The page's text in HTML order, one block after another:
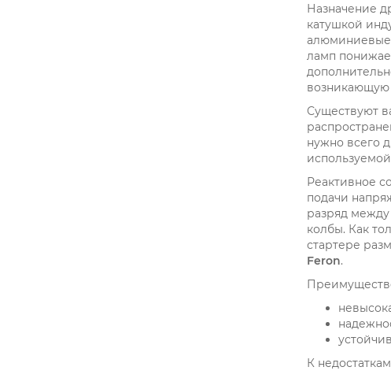
Назначение
катушкой
алюминиевые
ламп
возникающую
Существуют
нужно всего
Реактивное
подачи
разряд
колбы. Как
стартере
Feron.
К